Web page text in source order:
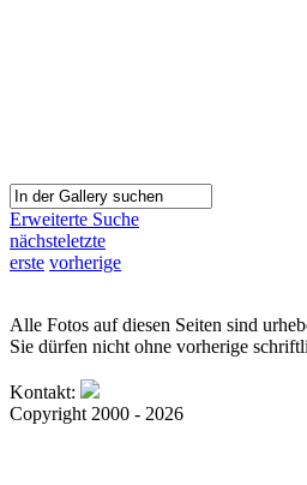
Erweiterte Suche
nächsteletzte
erste vorherige
Alle Fotos auf diesen Seiten sind
Sie dürfen nicht ohne vorherige
Kontakt:
Copyright 2000 - 2026